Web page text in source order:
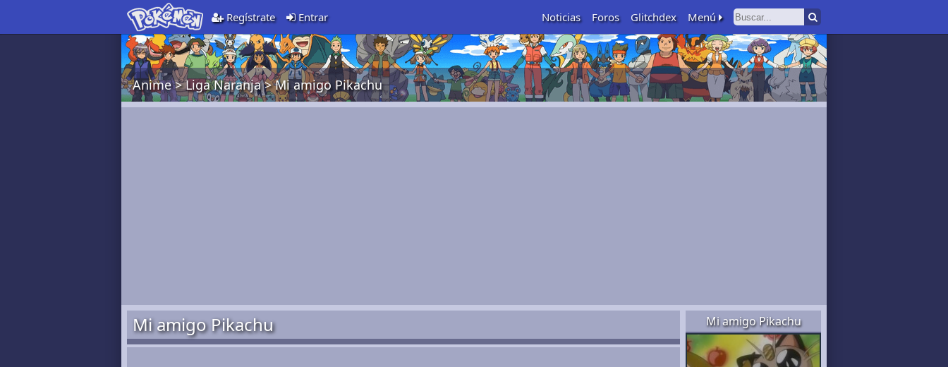
Regístrate Entrar Noticias Foros Glitchdex Menú
Anime>Liga Naranja>Mi amigo Pikachu
Mi amigo Pikachu
Mi amigo Pikachu